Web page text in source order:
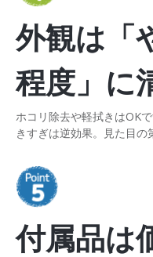
外観は「
程度」に
ホコリ除去や軽拭きはOK
きすぎは逆効果。見た目の
付属品は